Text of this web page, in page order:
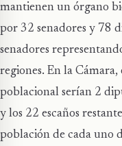
mantienen un órgano
por 32 senadores y 78
senadores
regiones. En la
poblacional serían 2
y los 22 escaños
población de cada uno